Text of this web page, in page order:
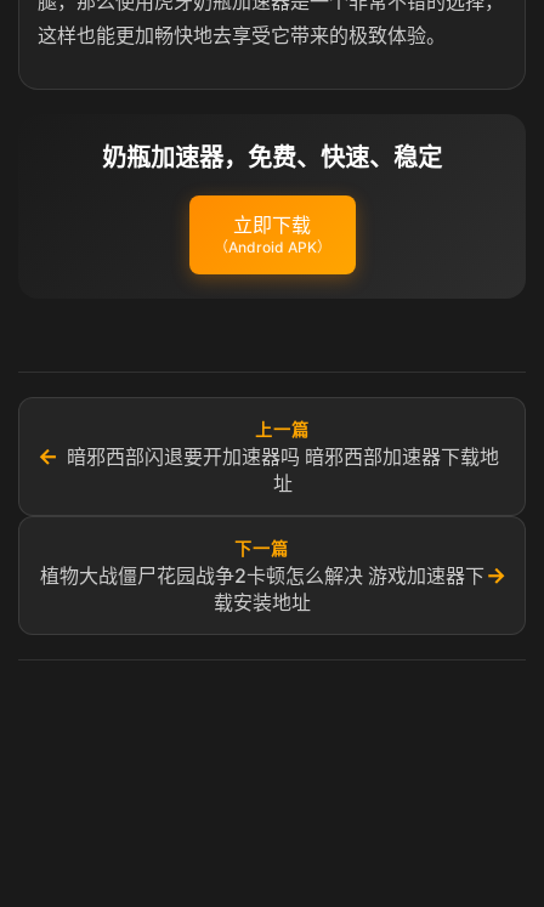
这样也能更加畅快地去享受它带来的极致体验。
奶瓶加速器，免费、快速、稳定
立即下载
（Android APK）
←
上一篇
暗邪西部闪退要开加速器吗 暗邪西部加速器下载地
址
下一篇
植物大战僵尸花园战争2卡顿怎么解决 游戏加速器下
载安装地址
→